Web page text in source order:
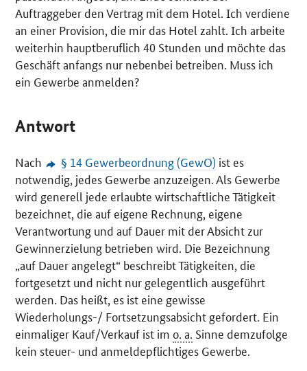
Auftraggeber den Vertrag mit dem Hotel. Ich verdiene
an einer Provision, die mir das Hotel zahlt. Ich arbeite
weiterhin hauptberuflich 40 Stunden und möchte das
Geschäft anfangs nur nebenbei betreiben. Muss ich
ein Gewerbe anmelden?
Antwort
Nach § 14 Gewerbeordnung (GewO) ist es
notwendig, jedes Gewerbe anzuzeigen. Als Gewerbe
wird generell jede erlaubte wirtschaftliche Tätigkeit
bezeichnet, die auf eigene Rechnung, eigene
Verantwortung und auf Dauer mit der Absicht zur
Gewinnerzielung betrieben wird. Die Bezeichnung
„auf Dauer angelegt“ beschreibt Tätigkeiten, die
fortgesetzt und nicht nur gelegentlich ausgeführt
werden. Das heißt, es ist eine gewisse
Wiederholungs-/ Fortsetzungsabsicht gefordert. Ein
einmaliger Kauf/Verkauf ist imo. a. Sinne demzufolge
kein steuer- und anmeldepflichtiges Gewerbe.